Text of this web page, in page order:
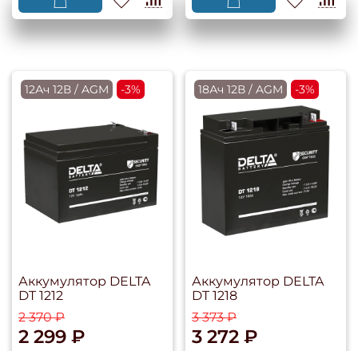
12Ач 12В / AGM -3%
Аккумулятор DELTA
DT 1212
2 370 ₽
2 299 ₽
18Ач 12В / AGM -3%
Аккумулятор DELTA
DT 1218
3 373 ₽
3 272 ₽